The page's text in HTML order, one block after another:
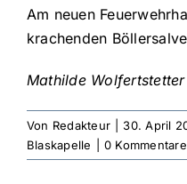
Am neuen
krachenden
Mathilde Wolfertstetter
Von Redakteur 30. April
Blaskapelle
0 Kommentare